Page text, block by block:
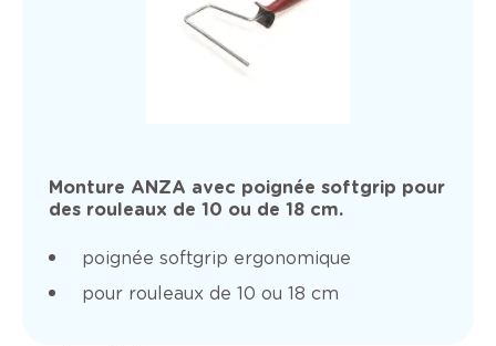
Monture ANZA avec poignée softgrip pour
des rouleaux de 10 ou de 18 cm.
poignée softgrip ergonomique
pour rouleaux de 10 ou 18 cm